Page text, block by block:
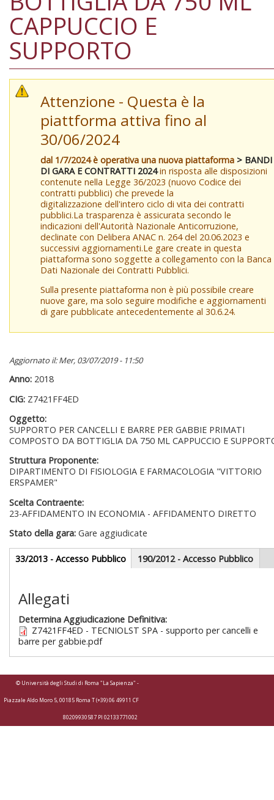
CAPPUCCIO E
SUPPORTO
Attenzione - Questa è la
piattforma attiva fino al
30/06/2024
dal 1/7/2024 è operativa una nuova piattaforma > BANDI
DI GARA E CONTRATTI 2024in risposta alle disposizioni
contenute nella Legge 36/2023 (nuovo Codice dei
contratti pubblici) che prevede la
digitalizzazione dell'intero ciclo di vita dei contratti
pubblici.La trasparenza è assicurata secondo le
indicazioni dell'Autorità Nazionale Anticorruzione,
declinate con Delibera ANAC n. 264 del 20.06.2023 e
successivi aggiornamenti.Le gare create in questa
piattaforma sono soggette a collegamento con la Banca
Dati Nazionale dei Contratti Pubblici.
Sulla presente piattaforma non è più possibile creare
nuove gare, ma solo seguire modifiche e aggiornamenti
di gare pubblicate antecedentemente al 30.6.24.
Aggiornato il: Mer, 03/07/2019 - 11:50
Anno: 2018
CIG: Z7421FF4ED
Oggetto:
SUPPORTO PER CANCELLI E BARRE PER GABBIE PRIMATI
COMPOSTO DA BOTTIGLIA DA 750 ML CAPPUCCIO E
Struttura Proponente:
DIPARTIMENTO DI FISIOLOGIA E FARMACOLOGIA "VITTORIO
ERSPAMER"
Scelta Contraente:
23-AFFIDAMENTO IN ECONOMIA - AFFIDAMENTO DIRETTO
Stato della gara: Gare aggiudicate
Gare appalti
33/2013 - Accesso Pubblico(scheda
attiva)
190/2012 - Accesso Pubblico
Sezione redazionale
Allegati
Determina Aggiudicazione Definitiva:
Z7421FF4ED - TECNIOLST SPA - supporto per cancelli e
barre per gabbie.pdf
© Università degli Studi di Roma "La Sapienza" -
Piazzale Aldo Moro 5, 00185 Roma T (+39) 06 49911 CF
80209930587 PI 02133771002